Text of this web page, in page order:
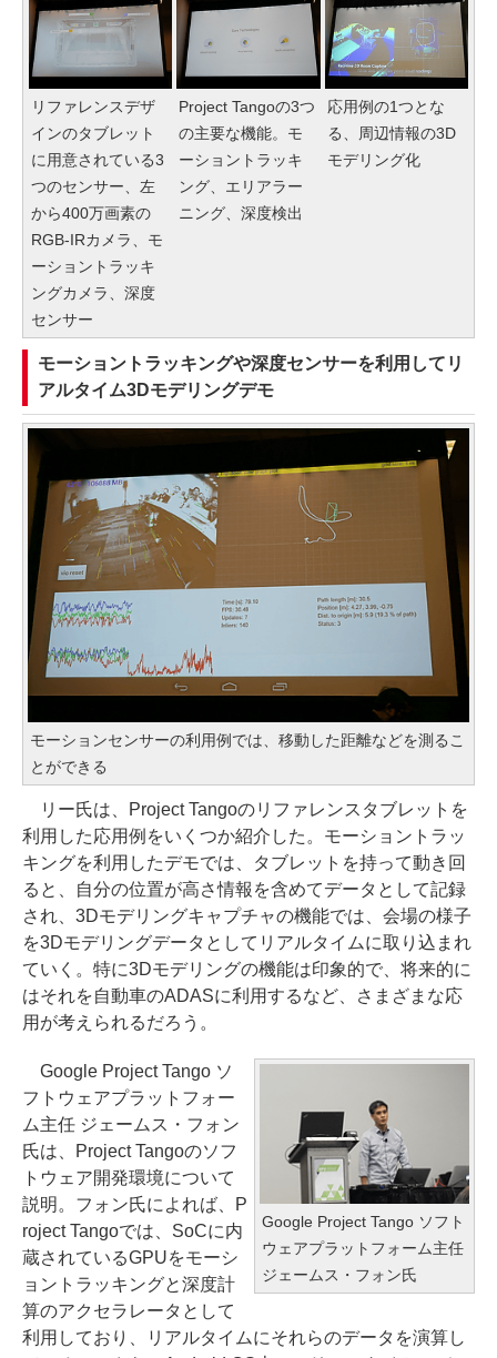
リファレンスデザ
インのタブレット
に用意されている3
つのセンサー、左
から400万画素の
RGB-IRカメラ、モ
ーショントラッキ
ングカメラ、深度
センサー
Project Tangoの3つ
の主要な機能。モ
ーショントラッキ
ング、エリアラー
ニング、深度検出
応用例の1つとな
る、周辺情報の3D
モデリング化
モーショントラッキングや深度センサーを利用してリ
アルタイム3Dモデリングデモ
モーションセンサーの利用例では、移動した距離などを測るこ
とができる
リー氏は、Project Tangoのリファレンスタブレットを
利用した応用例をいくつか紹介した。モーショントラッ
キングを利用したデモでは、タブレットを持って動き回
ると、自分の位置が高さ情報を含めてデータとして記録
され、3Dモデリングキャプチャの機能では、会場の様子
を3Dモデリングデータとしてリアルタイムに取り込まれ
ていく。特に3Dモデリングの機能は印象的で、将来的に
はそれを自動車のADASに利用するなど、さまざまな応
用が考えられるだろう。
Google Project Tango ソフト
ウェアプラットフォーム主任
ジェームス・フォン氏
Google Project Tango ソ
フトウェアプラットフォー
ム主任 ジェームス・フォン
氏は、Project Tangoのソフ
トウェア開発環境について
説明。フォン氏によれば、P
roject Tangoでは、SoCに内
蔵されているGPUをモーシ
ョントラッキングと深度計
算のアクセラレータとして
利用しており、リアルタイムにそれらのデータを演算し